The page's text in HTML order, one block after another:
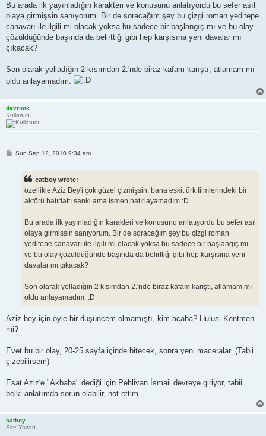
Bu arada ilk yayınladığın karakteri ve konusunu anlatıyordu bu sefer asıl
olaya girmişsin sanıyorum. Bir de soracağım şey bu çizgi roman yeditepe
canavarı ile ilgili mi olacak yoksa bu sadece bir başlangıç mı ve bu olay
çözüldüğünde başında da belirttiği gibi hep karşısına yeni davalar mı
çıkacak?
Son olarak yolladığın 2 kısımdan 2.'nde biraz kafam karıştı, atlamam mı
oldu anlayamadım.
devrimk
Kullanıcı
PSun Sep 12, 2010 9:34 am
catboy wrote:
özellikle Aziz Bey'i çok güzel çizmişsin, bana eskit ürk filmlerindeki bir
aktörü hatırlattı sanki ama ismen hatırlayamadım :D
Bu arada ilk yayınladığın karakteri ve konusunu anlatıyordu bu sefer asıl
olaya girmişsin sanıyorum. Bir de soracağım şey bu çizgi roman
yeditepe canavarı ile ilgili mi olacak yoksa bu sadece bir başlangıç mı
ve bu olay çözüldüğünde başında da belirttiği gibi hep karşısına yeni
davalar mı çıkacak?
Son olarak yolladığın 2 kısımdan 2.'nde biraz kafam karıştı, atlamam mı
oldu anlayamadım. :D
Aziz bey için öyle bir düşüncem olmamıştı, kim acaba? Hulusi Kentmen
mi?
Evet bu bir olay, 20-25 sayfa içinde bitecek, sonra yeni maceralar. (Tabii
çizebilirsem)
Esat Aziz'e "Akbaba" dediği için Pehlivan İsmail devreye giriyor, tabii
belki anlatımda sorun olabilir, not ettim.
catboy
Site Yazarı